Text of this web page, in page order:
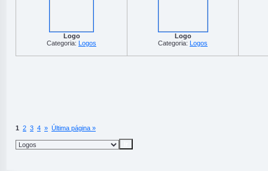
Logo
Categoria: Logos
Logo
Categoria: Logos
1 2 3 4 » Última página »